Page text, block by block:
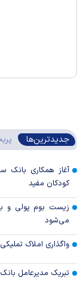
جدیدترین‌ها
آغاز همکاری بانک
کودکان مفید
زیست بوم پولی و
می‌شود
واگذاری املاک
تبریک مدیرعامل